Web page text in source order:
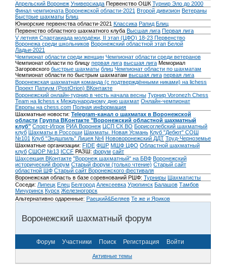
Апрельский Воронеж Универсиада Первенство ОШК Турнир Эло до 2000
Финал чемпионата Воронежской области-2021 Второй дивизион Ветераны
Быстрые шахматы Блиц
Юниорские первенства области-2021 Классика Рапид Блиц
Первенство областного шахматного клуба Высшая лига Первая лига
V летняя Спартакиада молодёжи, II этап (ЦФО) 18-23 Первенство
Воронежа среди школьников Воронежский областной этап Белой
Ладьи-2021
Чемпионат области среди женщин Чемпионат области среди ветеранов
Чемпионат области по блицу первая лига высшая лига Мемориал
Загоровского быстрые шахматы блиц Чемпионат области по шахматам
Чемпионат области по быстрым шахматам высшая лига первая лига
Воронежская шахматная команда (с подтверждёнными никами) на lichess
Проект Патиум (PostOrion) ВКонтакте
Воронежский онлайн-турнир в честь начала весны Турнир Voronezh Chess
Team на lichess к Международному дню шахмат Онлайн-чемпионат
Европы на chess.com Полная информация
Шахматные новости: Telegram-канал о шахматах в Воронежской
области Группа ВКонтакте "Воронежский областной шахматный
клуб" Спорт-Игрок РИА Воронеж ЦСП СК ВО Борисоглебский шахматный
клуб Шахматы в Россоши Шахматы. Новая Усмань Клуб "Дебют" СОШ
№101 Клуб "Эндшпиль" Лицея №4 Нововоронежский ДДТ Труд-Черноземье
Шахматные организации: FIDE ФШР МШФ ЦФО Областной шахматный
клуб СШОР №13 ICCF РАЗШ: форум сайт
Шахсекция ВКонтакте "Воронеж шахматный" на БВФ Воронежский
исторический форум Cтарый форум (только чтение) Старый сайт
областной ШФ Старый сайт Воронежского фестиваля
Воронежская область в базе соревнований РШФ: Турниры Шахматисты
Соседи: Липецк Елец Белгород Алексеевка Урюпинск Балашов Тамбов
Мичуринск Курск Железногорск
Альтернативно одаренные: Раецкий&Беляев Те же и Яриков
Воронежский шахматный форум
Форум Участники Поиск Регистрация Войти
Активные темы